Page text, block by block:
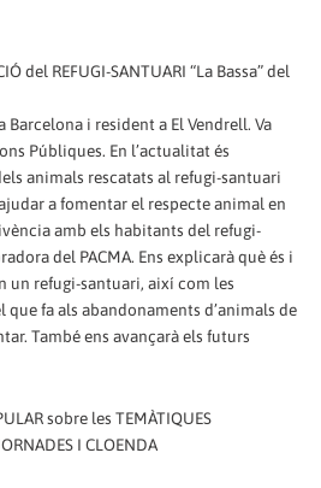
del REFUGI-SANTUARI “La Bassa” del
Barcelona i resident a El Vendrell. Va
Públiques. En l’actualitat és
animals rescatats al refugi-santuari
ajudar a fomentar el respecte animal en
amb els habitants del refugi-
del PACMA. Ens explicarà què és i
un refugi-santuari, així com les
fa als abandonaments d’animals de
També ens avançarà els futurs
sobre les TEMÀTIQUES
I CLOENDA